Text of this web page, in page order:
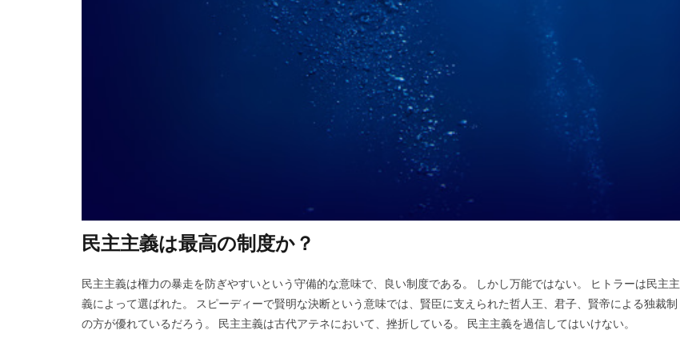
民主主義は最高の制度か？
民主主義は権力の暴走を防ぎやすいという守備的な意味で、良い制度である。 しかし万能ではない。 ヒトラーは民主主
義によって選ばれた。 スピーディーで賢明な決断という意味では、賢臣に支えられた哲人王、君子、賢帝による独裁制
の方が優れているだろう。 民主主義は古代アテネにおいて、挫折している。 民主主義を過信してはいけない。